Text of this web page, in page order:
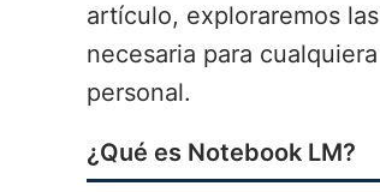
artículo, exploraremos
necesaria para
personal.
¿Qué es Notebook LM?